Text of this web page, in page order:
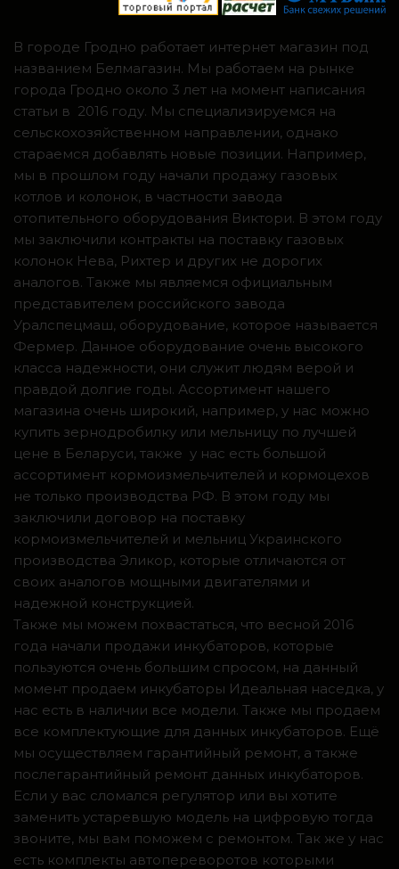
В городе Гродно работает интернет магазин под
названием Белмагазин. Мы работаем на рынке
города Гродно около 3 лет на момент написания
статьи в 2016 году. Мы специализируемся на
сельскохозяйственном направлении, однако
стараемся добавлять новые позиции. Например,
мы в прошлом году начали продажу газовых
котлов и колонок, в частности завода
отопительного оборудования Виктори. В этом году
мы заключили контракты на поставку газовых
колонок Нева, Рихтер и других не дорогих
аналогов. Также мы являемся официальным
представителем российского завода
Уралспецмаш, оборудование, которое называется
Фермер. Данное оборудование очень высокого
класса надежности, они служит людям верой и
правдой долгие годы. Ассортимент нашего
магазина очень широкий, например, у нас можно
купить зернодробилку или мельницу по лучшей
цене в Беларуси, также у нас есть большой
ассортимент кормоизмельчителей и кормоцехов
не только производства РФ. В этом году мы
заключили договор на поставку
кормоизмельчителей и мельниц Украинского
производства Эликор, которые отличаются от
своих аналогов мощными двигателями и
надежной конструкцией.
Также мы можем похвастаться, что весной 2016
года начали продажи инкубаторов, которые
пользуются очень большим спросом, на данный
момент продаем инкубаторы Идеальная наседка, у
нас есть в наличии все модели. Также мы продаем
все комплектующие для данных инкубаторов. Ещё
мы осуществляем гарантийный ремонт, а также
послегарантийный ремонт данных инкубаторов.
Если у вас сломался регулятор или вы хотите
заменить устаревшую модель на цифровую тогда
звоните, мы вам поможем с ремонтом. Так же у нас
есть комплекты автопереворотов которыми